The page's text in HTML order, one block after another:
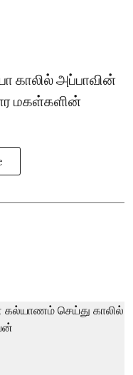
காலில் அப்பாவின்
மகள்களின்